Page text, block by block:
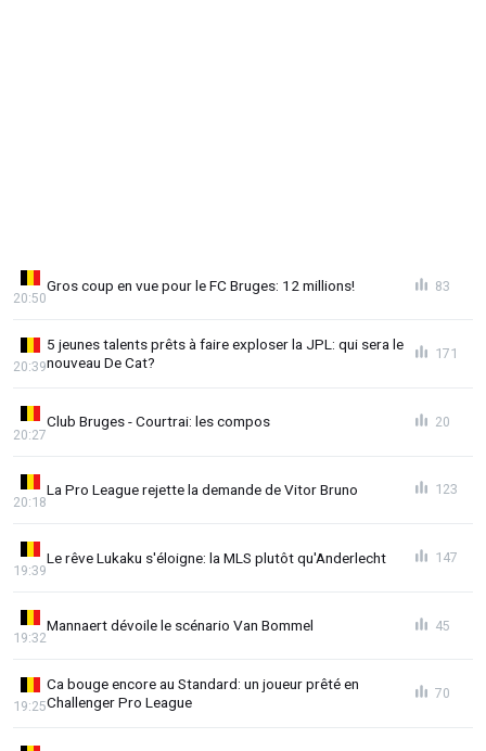
Gros coup en vue pour le FC Bruges: 12 millions!
20:50
83
5 jeunes talents prêts à faire exploser la JPL: qui sera le
nouveau De Cat?
20:39
171
Club Bruges - Courtrai: les compos
20:27
20
La Pro League rejette la demande de Vitor Bruno
20:18
123
Le rêve Lukaku s'éloigne: la MLS plutôt qu'Anderlecht
19:39
147
Mannaert dévoile le scénario Van Bommel
19:32
45
Ca bouge encore au Standard: un joueur prêté en
Challenger Pro League
19:25
70